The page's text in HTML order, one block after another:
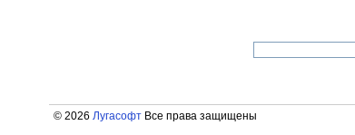
© 2026 ЛугасофтВсе права защищены